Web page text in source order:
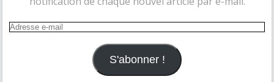
Adresse
S'abonner !